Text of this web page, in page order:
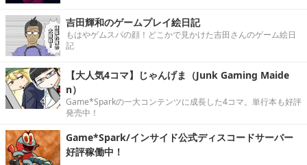
吉田輝和のゲームプレイ絵日記
もはやゲムスパの顔！どこかで見かけた吉田さんのゲーム絵日
記
【大人気4コマ】じゃんげま（Junk Gaming Maide
n）
Game*Sparkの一大コンテンツに成長した4コマ。単行本も好評
発売中！
Game*Spark/インサイド公式ディスコードサーバー
好評稼働中！